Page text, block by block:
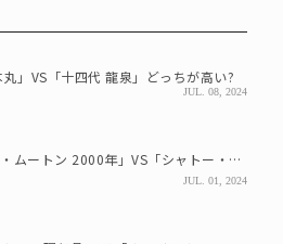
丸」VS「十四代 龍泉」どっちが高い?
JUL. 08, 2024
「シャトー・ムートン 2000年」VS「シャトー・ムートン 2001年」 どっちが高い?
JUL. 01, 2024